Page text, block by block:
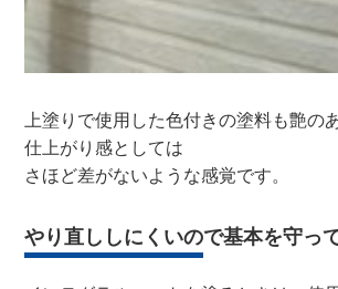
上塗りで使用した色付きの塗料も艶の
仕上がり感としては
さほど差がないような感覚です。
やり直ししにくいので基本を守っ